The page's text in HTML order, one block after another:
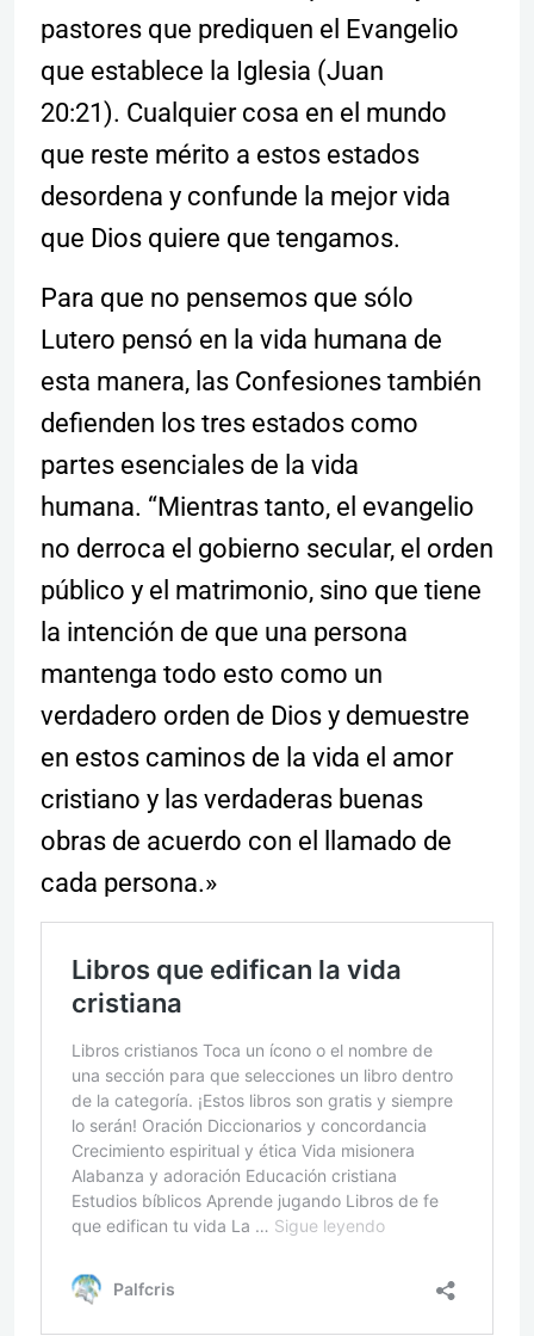
pastores que prediquen el Evangelio
que establece la Iglesia (Juan
20:21). Cualquier cosa en el mundo
que reste mérito a estos estados
desordena y confunde la mejor vida
que Dios quiere que tengamos.
Para que no pensemos que sólo
Lutero pensó en la vida humana de
esta manera, las Confesiones también
defienden los tres estados como
partes esenciales de la vida
humana. “Mientras tanto, el evangelio
no derroca el gobierno secular, el orden
público y el matrimonio, sino que tiene
la intención de que una persona
mantenga todo esto como un
verdadero orden de Dios y demuestre
en estos caminos de la vida el amor
cristiano y las verdaderas buenas
obras de acuerdo con el llamado de
cada persona.»